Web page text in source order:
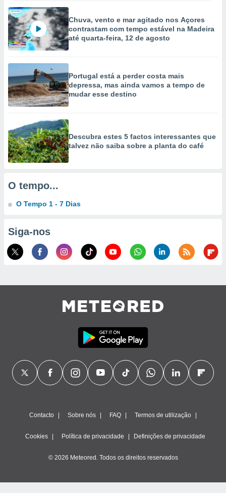
Chuva, vento e mar agitado nos Açores
contrastam com tempo estável na Madeira
até quarta-feira, 12 de agosto
Portugal está a perder costa mais
depressa, mas ainda vamos a tempo de
mudar esse destino
Descubra estes 5 factos interessantes que
talvez não saiba sobre a planta do café
O tempo...
O Tempo 1 - 7 Dias
Siga-nos
Contacto Sobre nós FAQ Termos de utilização
Cookies Política de privacidade Definições de privacidade
© 2026 Meteored. Todos os direitos reservados